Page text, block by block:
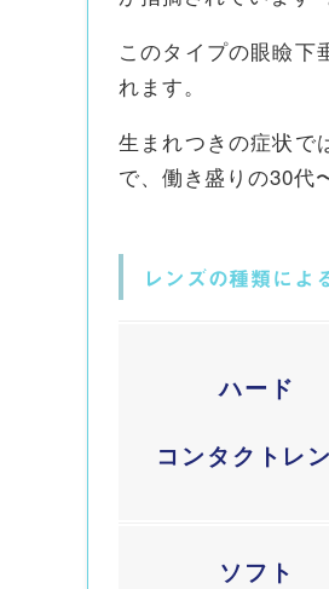
このタイプの眼瞼下
れます。
生まれつきの症状で
で、働き盛りの30代
レンズの種類によ
ハード
コンタクトレ
ソフト